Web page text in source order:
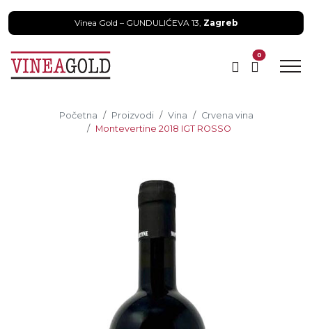
Vinea Gold – GUNDULIĆEVA 13, Zagreb
0
Početna Proizvodi Vina
Crvena vina
Montevertine 2018 IGT ROSSO